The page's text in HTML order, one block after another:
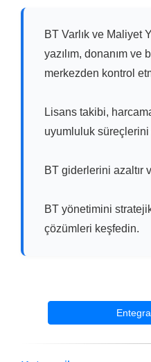
BT Varlık ve Maliyet
yazılım, donanım ve
merkezden kontrol
Lisans takibi,
uyumluluk
BT giderlerini azaltır
BT yönetimini
çözümleri keşfedin.